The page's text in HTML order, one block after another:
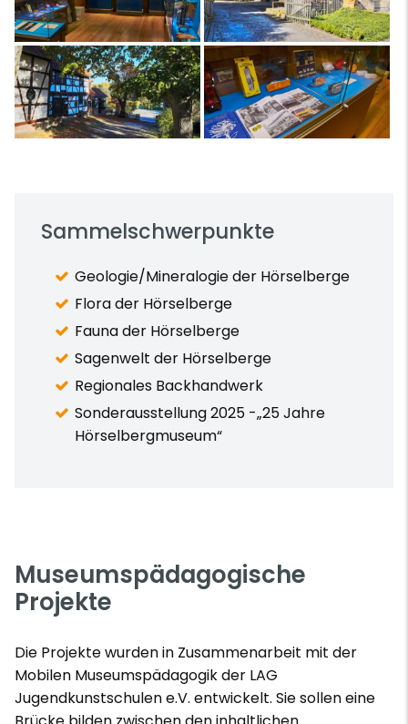
Sammelschwerpunkte
Geologie/Mineralogie der Hörselberge
Flora der Hörselberge
Fauna der Hörselberge
Sagenwelt der Hörselberge
Regionales Backhandwerk
Sonderausstellung 2025 -„25 Jahre
Hörselbergmuseum“
Museumspädagogische
Projekte
Die Projekte wurden in Zusammenarbeit mit der
Mobilen Museumspädagogik der LAG
Jugendkunstschulen e.V. entwickelt. Sie sollen eine